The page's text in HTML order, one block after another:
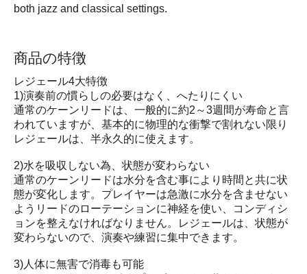
both jazz and classical settings.
商品の特徴
レジェール4大特徴
1)演奏前の慣らしの必要はなく、へたりにくい
通常のケーンリードは、一般的に約2～3週間が寿命と言
われていますが、基本的に物理的な衝撃で割れない限り
レジェールは、半永久的に使えます。
2)水を吸収しない為、状態が変わらない
通常のケーンリードは水分を含む事により時間と共に状
態が変化します。プレイヤーは急激に水分を含ませない
ようリードのローテーションに神経を使い、コンディシ
ョンを整えなければなりません。レジェールは、状態が
変わらないので、演奏や練習に集中できます。
3)人体に無害で消毒も可能